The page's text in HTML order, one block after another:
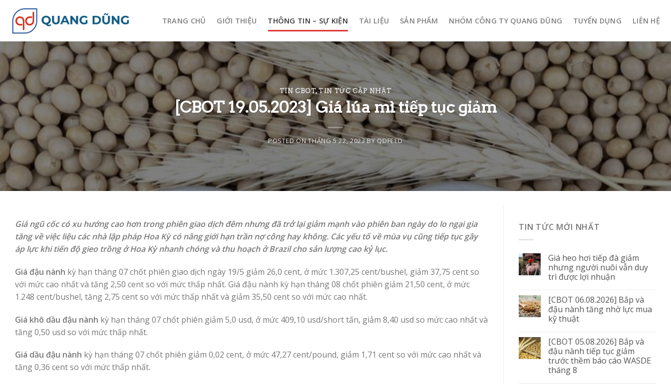
content
TRANG CHỦ GIỚI THIỆU THÔNG TIN – SỰ KIỆN TÀI LIỆU SẢN PHẨM NHÓM CÔNG TY QUANG DŨNG TUYỂN DỤNG LIÊN HỆ
TIN CBOT,TIN TỨC CẬP NHẬT
[CBOT 19.05.2023] Giá lúa mì tiếp tục giảm
POSTED ONTHÁNG 5 22, 2023BYQDFEED
Giá ngũ cốc có xu hướng cao hơn trong phiên giao dịch đêm nhưng đã trở lại giảm mạnh vào phiên ban ngày do lo ngại gia
tăng về việc liệu các nhà lập pháp Hoa Kỳ có nâng giới hạn trần nợ công hay không. Các yếu tố về mùa vụ cũng tiếp tục gây
áp lực khi tiến độ gieo trồng ở Hoa Kỳ nhanh chóng và thu hoạch ở Brazil cho sản lượng cao kỷ lục.
Giá đậu nành kỳ hạn tháng 07 chốt phiên giao dịch ngày 19/5 giảm 26,0 cent, ở mức 1.307,25 cent/bushel, giảm 37,75 cent so
với mức cao nhất và tăng 2,50 cent so với mức thấp nhất. Giá đậu nành kỳ hạn tháng 08 chốt phiên giảm 21,50 cent, ở mức
1.248 cent/bushel, tăng 2,75 cent so với mức thấp nhất và giảm 35,50 cent so với mức cao nhất.
Giá khô dầu đậu nành kỳ hạn tháng 07 chốt phiên giảm 5,0 usd, ở mức 409,10 usd/short tấn, giảm 8,40 usd so mức cao nhất và
tăng 0,50 usd so với mức thấp nhất.
Giá dầu đậu nành kỳ hạn tháng 07 chốt phiên giảm 0,02 cent, ở mức 47,27 cent/pound, giảm 1,71 cent so với mức cao nhất và
tăng 0,36 cent so với mức thấp nhất.
TIN TỨC MỚI NHẤT
Giá heo hơi tiếp đà giảm
nhưng người nuôi vẫn duy
trì được lợi nhuận
[CBOT 06.08.2026] Bắp và
đậu nành tăng nhờ lực mua
kỹ thuật
[CBOT 05.08.2026] Bắp và
đậu nành tiếp tục giảm
trước thềm báo cáo WASDE
tháng 8